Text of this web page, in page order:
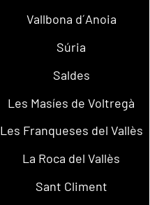
Vallbona d´Anoia
Súria
Saldes
Les Masíes de Voltregà
Les Franqueses del Vallès
La Roca del Vallès
Sant Climent